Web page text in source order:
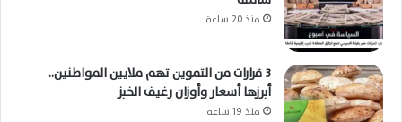
منذ 20 ساعة
3 قرارات من التموين تهم ملايين المواطنين..
أبرزها أسعار وأوزان رغيف الخبز
منذ 19 ساعة